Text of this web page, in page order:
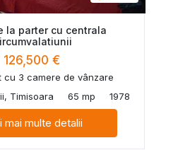
la parter cu centrala
126,500 €
cu 3 camere de vânzare
Timisoara
65 mp 1978
mai multe detalii